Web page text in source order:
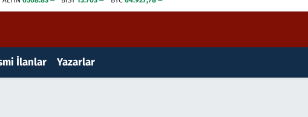
İlanlar Yazarlar